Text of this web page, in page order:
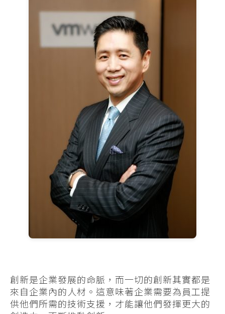
創新是企業發展的命脈，而一切的創新其實都是
來自企業內的人材。這意味著企業需要為員工提
供他們所需的技術支援，才能讓他們發揮更大的